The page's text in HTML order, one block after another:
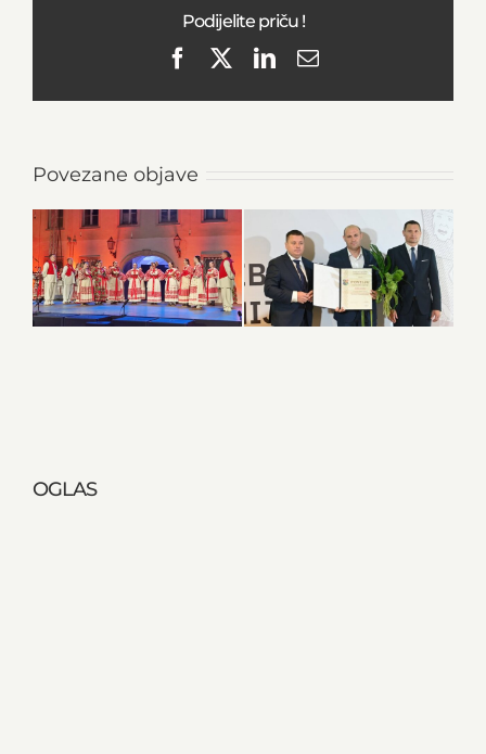
Podijelite priču !
FacebookLinkedIn
Email
Povezane objave
OGLAS